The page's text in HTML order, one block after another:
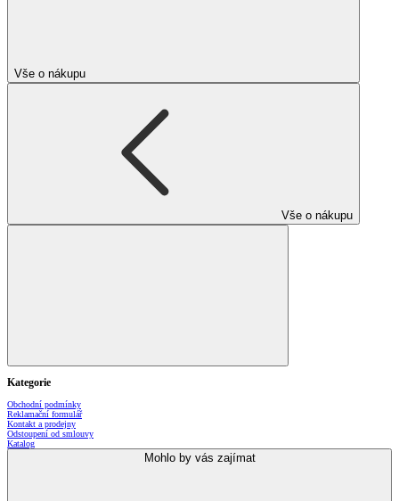
Vše o nákupu
Vše o nákupu
Kategorie
Obchodní podmínky
Reklamační formulář
Kontakt a prodejny
Odstoupení od smlouvy
Katalog
Mohlo by vás zajímat